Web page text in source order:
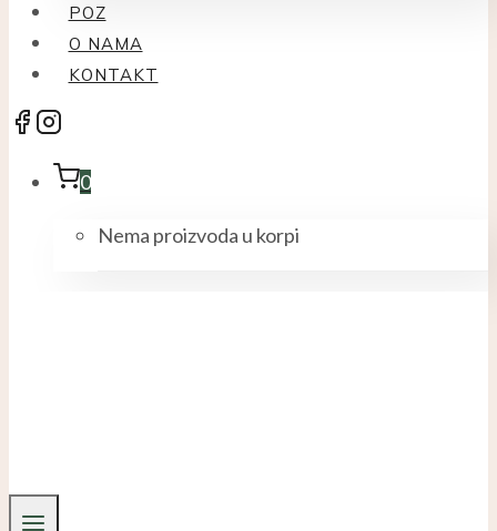
POZ
O NAMA
KONTAKT
0
Nema proizvoda u korpi